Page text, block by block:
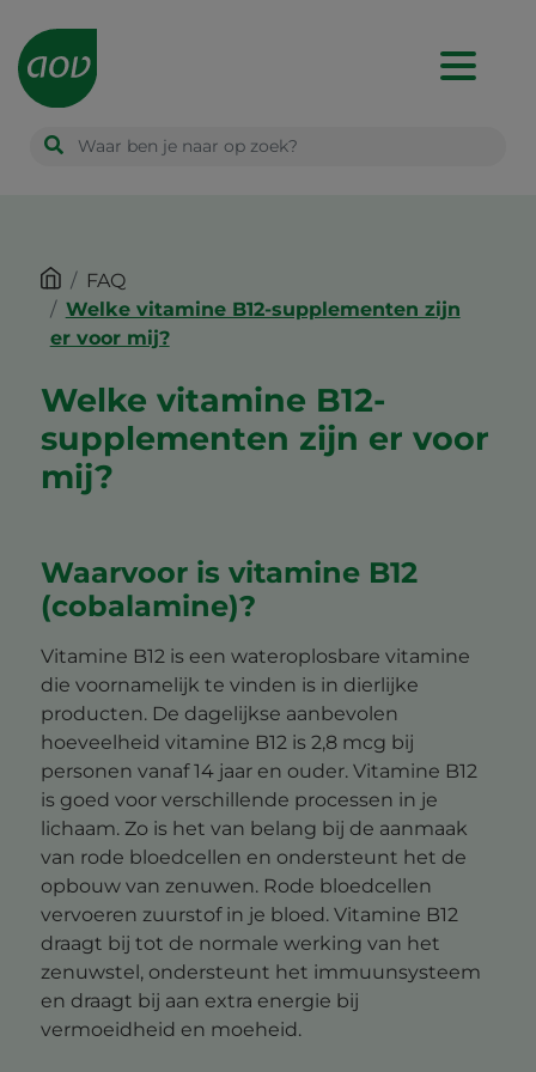
Main
navigation
FAQ
Welke vitamine B12-supplementen zijn
er voor mij?
Welke vitamine B12-
supplementen zijn er voor
mij?
Waarvoor is vitamine B12
(cobalamine)?
Vitamine B12 is een wateroplosbare vitamine
die voornamelijk te vinden is in dierlijke
producten. De dagelijkse aanbevolen
hoeveelheid vitamine B12 is 2,8 mcg bij
personen vanaf 14 jaar en ouder. Vitamine B12
is goed voor verschillende processen in je
lichaam. Zo is het van belang bij de aanmaak
van rode bloedcellen en ondersteunt het de
opbouw van zenuwen. Rode bloedcellen
vervoeren zuurstof in je bloed. Vitamine B12
draagt bij tot de normale werking van het
zenuwstel, ondersteunt het immuunsysteem
en draagt bij aan extra energie bij
vermoeidheid en moeheid.